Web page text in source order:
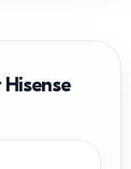
Hisense